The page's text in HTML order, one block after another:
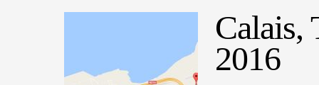
Calais,
2016